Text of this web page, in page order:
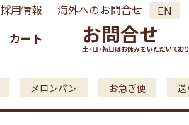
採用情報 海外へのお問合せ EN
カート お問合せ
土・日・祝日はお休みをいただいており
メロンパン お急ぎ便